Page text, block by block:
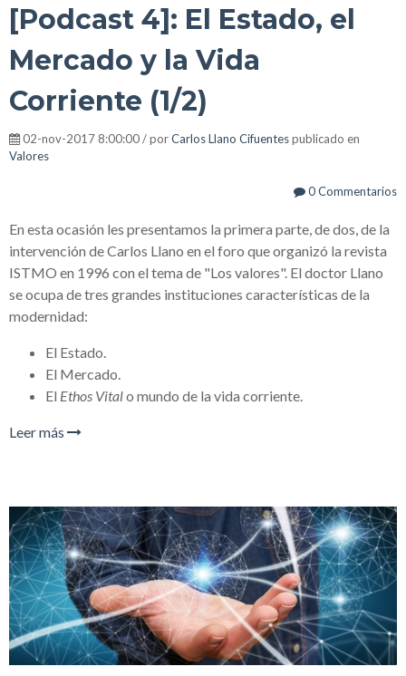
[Podcast 4]: El Estado, el
Mercado y la Vida
Corriente (1/2)
02-nov-2017 8:00:00 / porCarlos Llano Cifuentespublicado en
Valores
0 Commentarios
En esta ocasión les presentamos la primera parte, de dos, de la
intervención de Carlos Llano en el foro que organizó la revista
ISTMO en 1996 con el tema de "Los valores". El doctor Llano
se ocupa de tres grandes instituciones características de la
modernidad:
El Estado.
El Mercado.
El Ethos Vitalo mundo de la vida corriente.
Leer más